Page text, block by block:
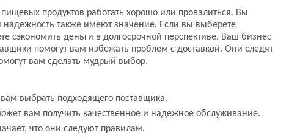
продуктов работать хорошо или провалиться. Вы
надежность также имеют значение. Если вы выберете
сэкономить деньги в долгосрочной перспективе. Ваш бизнес
помогут вам избежать проблем с доставкой. Они следят
вам сделать мудрый выбор.
выбрать подходящего поставщика.
вам получить качественное и надежное обслуживание.
что они следуют правилам.